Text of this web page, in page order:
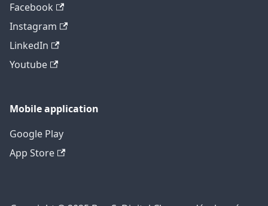
Facebook
Instagram
LinkedIn
Youtube
Mobile application
Google Play
App Store